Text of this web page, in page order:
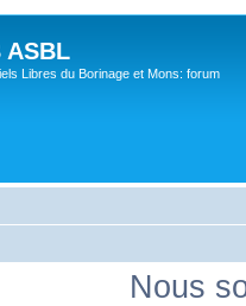
ASBL
Libres du Borinage et Mons: forum
Nous